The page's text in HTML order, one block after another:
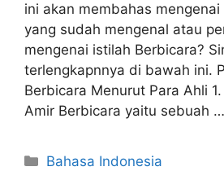
ini akan membahas
yang sudah mengenal atau
mengenai istilah Berbicara?
terlengkapnnya di bawah ini.
Berbicara Menurut Para Ahli
Amir Berbicara yaitu sebuah …
Categories
Bahasa Indonesia